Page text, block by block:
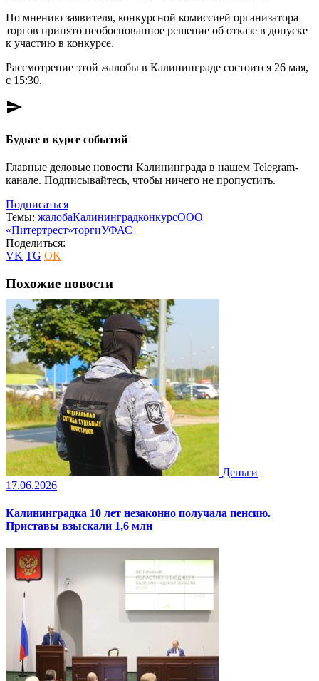
По мнению заявителя, конкурсной комиссией организатора
торгов принято необоснованное решение об отказе в допуске
к участию в конкурсе.
Рассмотрение этой жалобы в Калининграде состоится 26 мая,
с 15:30.
send
Будьте в курсе событий
Главные деловые новости Калининграда в нашем Telegram-
канале. Подписывайтесь, чтобы ничего не пропустить.
Подписаться
Темы: жалобаКалининградконкурсООО
«Питертрест»торгиУФАС
Поделиться:
VK TG OK
Похожие новости
Деньги
17.06.2026
Калининградка 10 лет незаконно получала пенсию.
Приставы взыскали 1,6 млн